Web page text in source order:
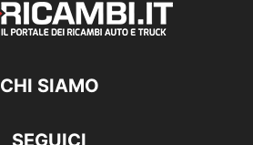
CHI SIAMO
SEGUICI